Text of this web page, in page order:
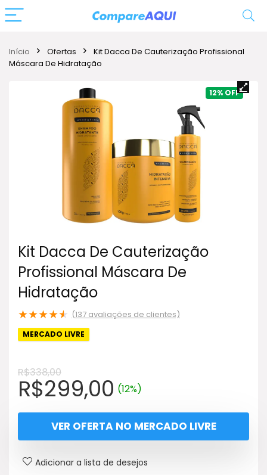
Início Ofertas
Kit Dacca De Cauterização Profissional
Máscara De Hidratação
12%
Kit Dacca De Cauterização
Profissional Máscara De
Hidratação
★★★★★ (137 avaliações de clientes)
MERCADO LIVRE
R$338,00
O
preço
original
era:
R$338,00.
R$299,00O
preço
atual
é:
R$299,00.
(12%)
VER OFERTA NO MERCADO LIVRE
Adicionar a lista de desejos